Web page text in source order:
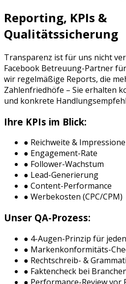
Reporting, KPIs &
Qualitätssicherung
Transparenz ist für uns nicht
Facebook Betreuung-Partner für
wir regelmäßige Reports, die
Zahlenfriedhöfe – Sie erhalten
und konkrete
Ihre KPIs im Blick:
● Reichweite &
● Engagement-Rate
● Follower-Wachstum
● Lead-Generierung
● Content-Performance
● Werbekosten (CPC/CPM)
Unser QA-Prozess:
● 4-Augen-Prinzip für
● Markenkonformitäts-
● Rechtschreib- &
● Faktencheck bei